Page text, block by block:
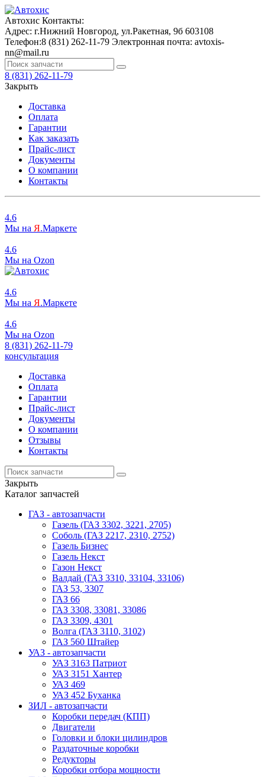
Автохис Контакты:
Адрес: г.Нижний Новгород, ул.Ракетная, 9б 603108
Телефон:8 (831) 262-11-79 Электронная почта: avtoxis-
nn@mail.ru
8 (831) 262-11-79
Закрыть
Доставка
Оплата
Гарантии
Как заказать
Прайс-лист
Документы
О компании
Контакты
4.6
Мы на Я.Маркете
4.6
Мы на Ozon
4.6
Мы на Я.Маркете
4.6
Мы на Ozon
8 (831) 262-11-79
консультация
Доставка
Оплата
Гарантии
Прайс-лист
Документы
О компании
Отзывы
Контакты
Закрыть
Каталог запчастей
ГАЗ - автозапчасти
Газель (ГАЗ 3302, 3221, 2705)
Соболь (ГАЗ 2217, 2310, 2752)
Газель Бизнес
Газель Некст
Газон Некст
Валдай (ГАЗ 3310, 33104, 33106)
ГАЗ 53, 3307
ГАЗ 66
ГАЗ 3308, 33081, 33086
ГАЗ 3309, 4301
Волга (ГАЗ 3110, 3102)
ГАЗ 560 Штайер
УАЗ - автозапчасти
УАЗ 3163 Патриот
УАЗ 3151 Хантер
УАЗ 469
УАЗ 452 Буханка
ЗИЛ - автозапчасти
Коробки передач (КПП)
Двигатели
Головки и блоки цилиндров
Раздаточные коробки
Редукторы
Коробки отбора мощности